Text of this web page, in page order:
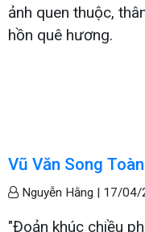
ảnh quen thuộc,
hồn quê hương.
Vũ Văn Song
Nguyễn Hằng | 17/04/
"Đoản khúc chiều